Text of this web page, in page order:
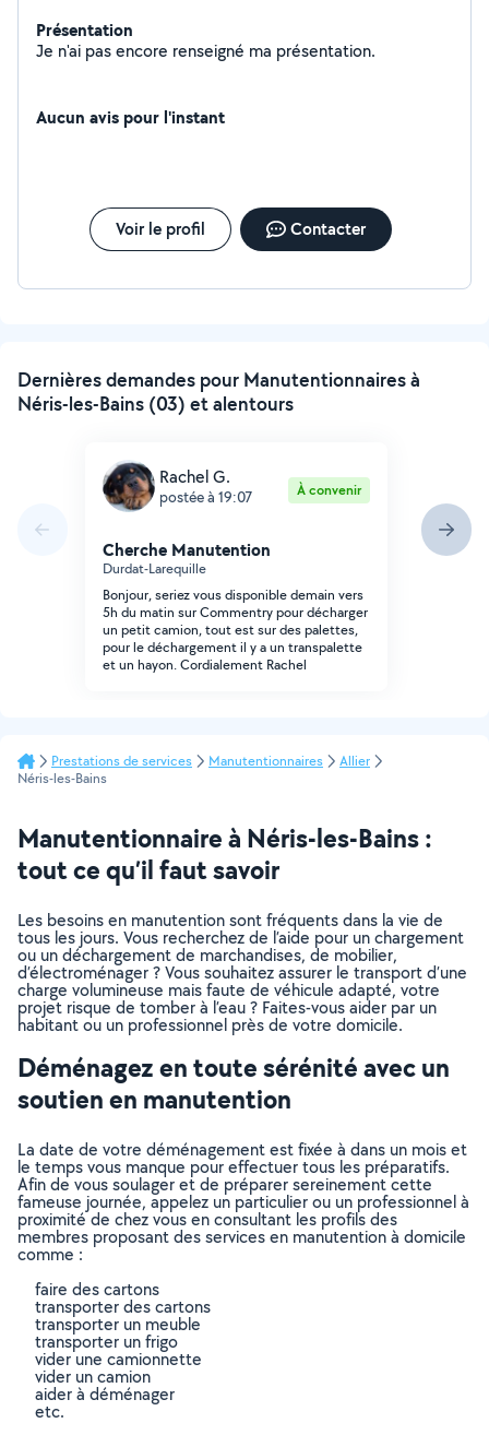
Présentation
Je n'ai pas encore renseigné ma présentation.
Aucun avis pour l'instant
Voir le profil Contacter
Dernières demandes pour Manutentionnaires à
Néris-les-Bains (03) et alentours
Rachel G.
postée à 19:07 À convenir
Cherche Manutention
Durdat-Larequille
Bonjour, seriez vous disponible demain vers
5h du matin sur Commentry pour décharger
un petit camion, tout est sur des palettes,
pour le déchargement il y a un transpalette
et un hayon. Cordialement Rachel
Prestations de services Manutentionnaires
Allier
Néris-les-Bains
Manutentionnaire à Néris-les-Bains :
tout ce qu’il faut savoir
Les besoins en manutention sont fréquents dans la vie de
tous les jours. Vous recherchez de l’aide pour un chargement
ou un déchargement de marchandises, de mobilier,
d’électroménager ? Vous souhaitez assurer le transport d’une
charge volumineuse mais faute de véhicule adapté, votre
projet risque de tomber à l’eau ? Faites-vous aider par un
habitant ou un professionnel près de votre domicile.
Déménagez en toute sérénité avec un
soutien en manutention
La date de votre déménagement est fixée à dans un mois et
le temps vous manque pour effectuer tous les préparatifs.
Afin de vous soulager et de préparer sereinement cette
fameuse journée, appelez un particulier ou un professionnel à
proximité de chez vous en consultant les profils des
membres proposant des services en manutention à domicile
comme :
faire des cartons
transporter des cartons
transporter un meuble
transporter un frigo
vider une camionnette
vider un camion
aider à déménager
etc.